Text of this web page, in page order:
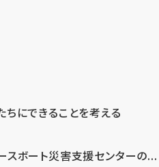
ちにできることを考える
スボート災害支援センターの...